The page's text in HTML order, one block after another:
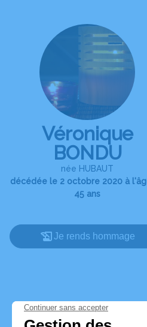
Véronique
BONDU
née HUBAUT
décédée le 2 octobre 2020 à
45 ans
Je rends hommage